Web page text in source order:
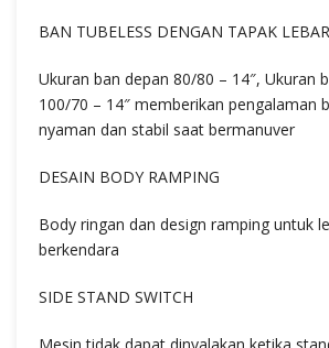
BAN TUBELESS DENGAN TAPAK LEBAR
Ukuran ban depan 80/80 – 14″, Ukuran
100/70 – 14″ memberikan pengalaman
nyaman dan stabil saat bermanuver
DESAIN BODY RAMPING
Body ringan dan design ramping untuk
berkendara
SIDE STAND SWITCH